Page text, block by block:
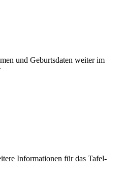
und Geburtsdaten weiter im
Informationen für das Tafel-